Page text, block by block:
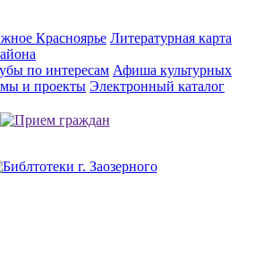
Красноярье Литературная карта
по интересам Афиша культурных
и проекты Электронный каталог